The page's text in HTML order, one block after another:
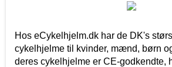
Hos eCykelhjelm.dk har de DK's
cykelhjelme til kvinder, mænd, børn
deres cykelhjelme er CE-godkendte,